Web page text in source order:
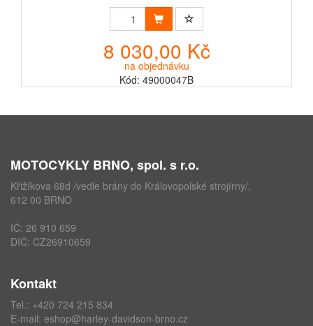
8 030,00 Kč
na objednávku
Kód: 49000047B
MOTOCYKLY BRNO, spol. s r.o.
Křižíkova 68d /vedle brány do Královopolské strojírny/,
612 00 BRNO
IČ: 26 910 659
DIČ: CZ26910659
Kontakt
Tel.: +420 724 215 834
E-mail: eshop@harley-davidson-brno.cz